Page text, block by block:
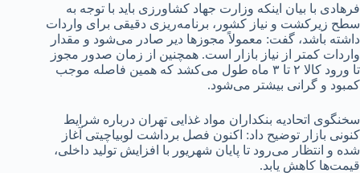
فرهادی با بیان اینکه وزارت جهاد کشاورزی باید با توجه به
سطح زیرکشت و نیاز کشور، برنامه‌ریزی دقیقی برای واردات
داشته باشد، گفت: معمولاً مجوز‌ها دیر صادر می‌شود و مقدار
واردات کمتر از نیاز بازار است. همچنین از زمان صدور مجوز
تا ورود کالا ۲ تا ۳ ماه طول می‌کشد که همین فاصله موجب
کمبود و گرانی بیشتر می‌شود.
سخنگوی اتحادیه بنکداران مواد غذایی تهران درباره شرایط
کنونی بازار توضیح داد: اکنون فصل برداشت لوبیاچیتی آغاز
شده و انتظار می‌رود تا پایان شهریور با افزایش تولید داخلی،
قیمت‌ها کاهش یابد.